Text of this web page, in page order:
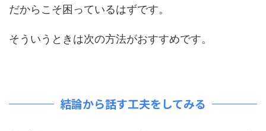
だからこそ困っているはずです。
そういうときは次の方法がおすすめです。
結論から話す工夫をしてみる